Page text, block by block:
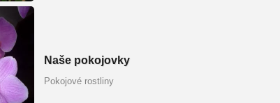
Naše pokojovky
Pokojové rostliny